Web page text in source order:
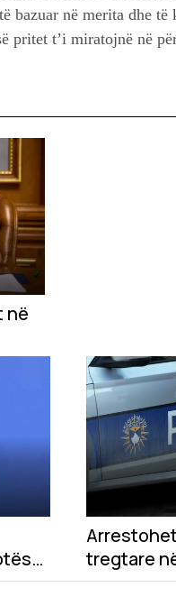
bazuar në merita dhe të
pritet t’i miratojnë në
në
tregtare
qytetarët